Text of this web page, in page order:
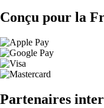
Conçu pour la
Partenaires